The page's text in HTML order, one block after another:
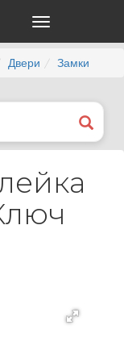
Двери Замки